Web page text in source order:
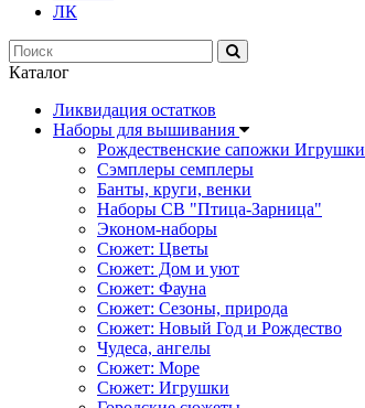
ЛК
Каталог
Ликвидация остатков
Наборы для вышивания
Рождественские сапожки Игрушки
Сэмплеры семплеры
Банты, круги, венки
Наборы СВ "Птица-Зарница"
Эконом-наборы
Сюжет: Цветы
Сюжет: Дом и уют
Сюжет: Фауна
Сюжет: Сезоны, природа
Сюжет: Новый Год и Рождество
Чудеса, ангелы
Сюжет: Море
Сюжет: Игрушки